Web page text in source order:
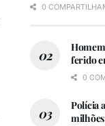
0
ferido
0
Polícia